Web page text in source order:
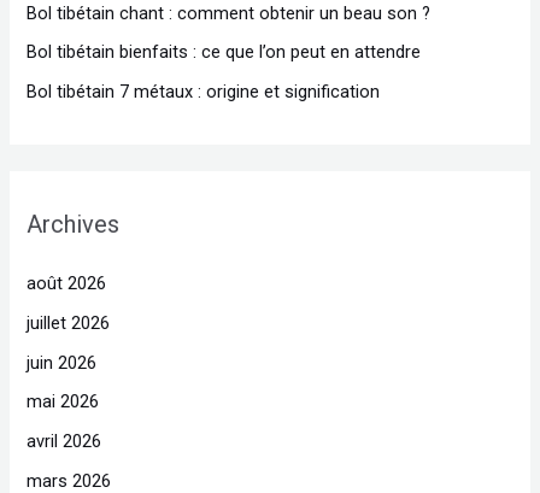
e
r
Bol tibétain chant : comment obtenir un beau son ?
Bol tibétain bienfaits : ce que l’on peut en attendre
Bol tibétain 7 métaux : origine et signification
Archives
août 2026
juillet 2026
juin 2026
mai 2026
avril 2026
mars 2026